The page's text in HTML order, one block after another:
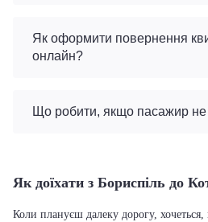
Як оформити повернення
онлайн?
Що робити, якщо пасажир не
Як доїхати з Бориспіль до
Коли плануєш далеку дорогу,